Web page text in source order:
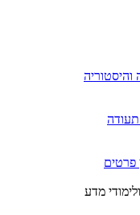
והיסטוריה
תעודה
פרטים
מדע